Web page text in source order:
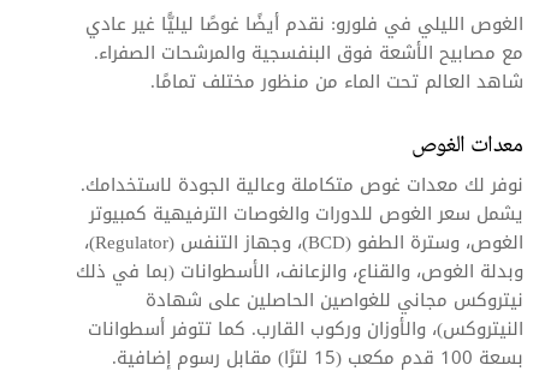
الغوص الليلي في فلورو: نقدم أيضًا غوصًا ليليًّا غير عادي
مع مصابيح الأشعة فوق البنفسجية والمرشحات الصفراء.
شاهد العالم تحت الماء من منظور مختلف تمامًا.
معدات الغوص
نوفر لك معدات غوص متكاملة وعالية الجودة لاستخدامك.
يشمل سعر الغوص للدورات والغوصات الترفيهية كمبيوتر
الغوص، وسترة الطفو (BCD)، وجهاز التنفس (Regulator)،
وبدلة الغوص، والقناع، والزعانف، الأسطوانات (بما في ذلك
نيتروكس مجاني للغواصين الحاصلين على شهادة
النيتروكس)، والأوزان وركوب القارب. كما تتوفر أسطوانات
بسعة 100 قدم مكعب (15 لترًا) مقابل رسوم إضافية.